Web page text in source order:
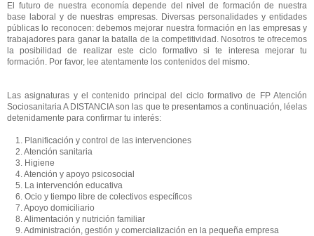
El futuro de nuestra economía depende del nivel de formación de nuestra
base laboral y de nuestras empresas. Diversas personalidades y entidades
públicas lo reconocen: debemos mejorar nuestra formación en las empresas y
trabajadores para ganar la batalla de la competitividad. Nosotros te ofrecemos
la posibilidad de realizar este ciclo formativo si te interesa mejorar tu
formación. Por favor, lee atentamente los contenidos del mismo.
Las asignaturas y el contenido principal del ciclo formativo de FP Atención
Sociosanitaria A DISTANCIA son las que te presentamos a continuación, léelas
detenidamente para confirmar tu interés:
1. Planificación y control de las intervenciones
2. Atención sanitaria
3. Higiene
4. Atención y apoyo psicosocial
5. La intervención educativa
6. Ocio y tiempo libre de colectivos específicos
7. Apoyo domiciliario
8. Alimentación y nutrición familiar
9. Administración, gestión y comercialización en la pequeña empresa